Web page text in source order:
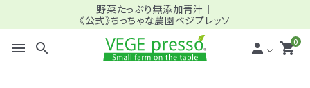
野菜たっぷり無添加青汁｜
《公式》ちっちゃな農園ベジプレッソ
menu search person 0
shopping_cart